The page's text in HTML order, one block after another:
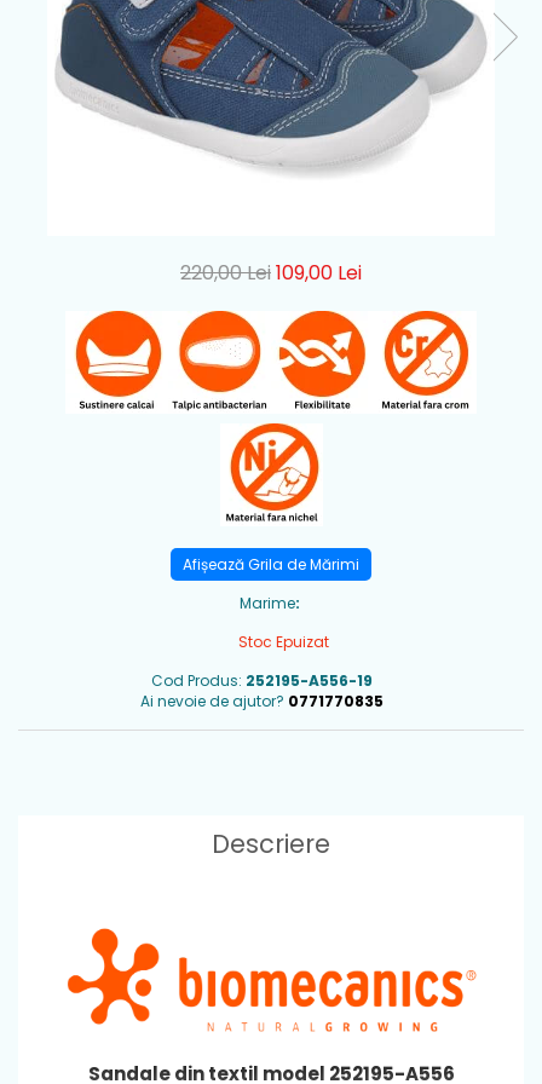
220,00 Lei109,00 Lei
Afișează Grila de Mărimi
Marime:
Stoc Epuizat
Cod Produs: 252195-A556-19
Ai nevoie de ajutor? 0771770835
Descriere
Sandale din textil model 252195-A556